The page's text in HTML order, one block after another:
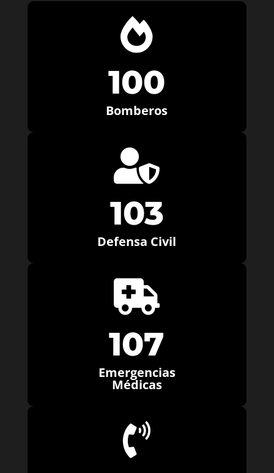

100
Bomberos

103
Defensa Civil

107
Emergencias
Médicas
